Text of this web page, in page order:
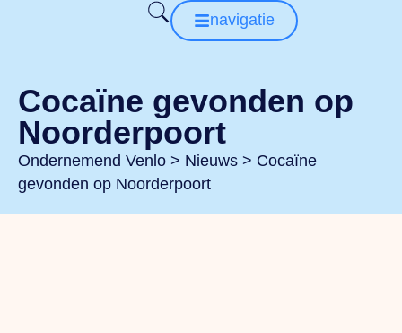
navigatie
Cocaïne gevonden op
Noorderpoort
Ondernemend Venlo > Nieuws > Cocaïne
gevonden op Noorderpoort